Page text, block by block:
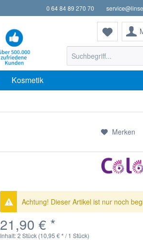
0 64 84 89 270 70
Kosmetik
Merken
Achtung! Dieser Artikel ist nur noch
21,90 € *
Inhalt:2 Stück (10,95 € * / 1 Stück)